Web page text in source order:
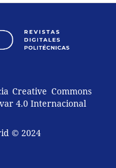
Creative Commons
4.0 Internacional
© 2024